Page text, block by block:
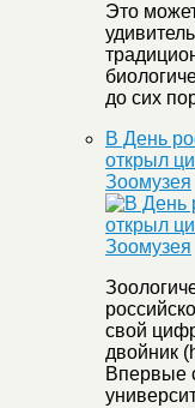
Это
до сих
В День
открыл
Зоомузея
свой
двойник
Впервые